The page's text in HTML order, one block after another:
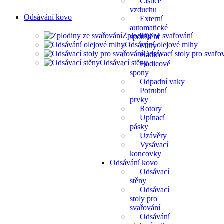
vzduchu
Externí
automatické
spouštění
Filtry
Hadice
Hadicové
spony
Odpadní vaky
Potrubní
prvky
Rotory
Upínací
pásky
Uzávěry
Vysávací
koncovky
Odsávání kovo
Odsávací
stěny
Odsávací
stoly pro
svařování
Odsávání
Odsávání kovo
Zplodiny ze svařování
Odsávání olejové mlhy
Odsávací stoly pro
Odsávací stěny